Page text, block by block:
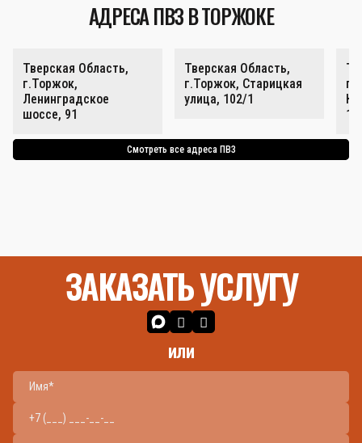
АДРЕСА ПВЗ В ТОРЖОКЕ
Тверская Область,
г.Торжок,
Ленинградское
шоссе, 91
Тверская Область,
г.Торжок, Старицкая
улица, 102/1
14
Смотреть все адреса ПВЗ
ЗАКАЗАТЬ УСЛУГУ
или